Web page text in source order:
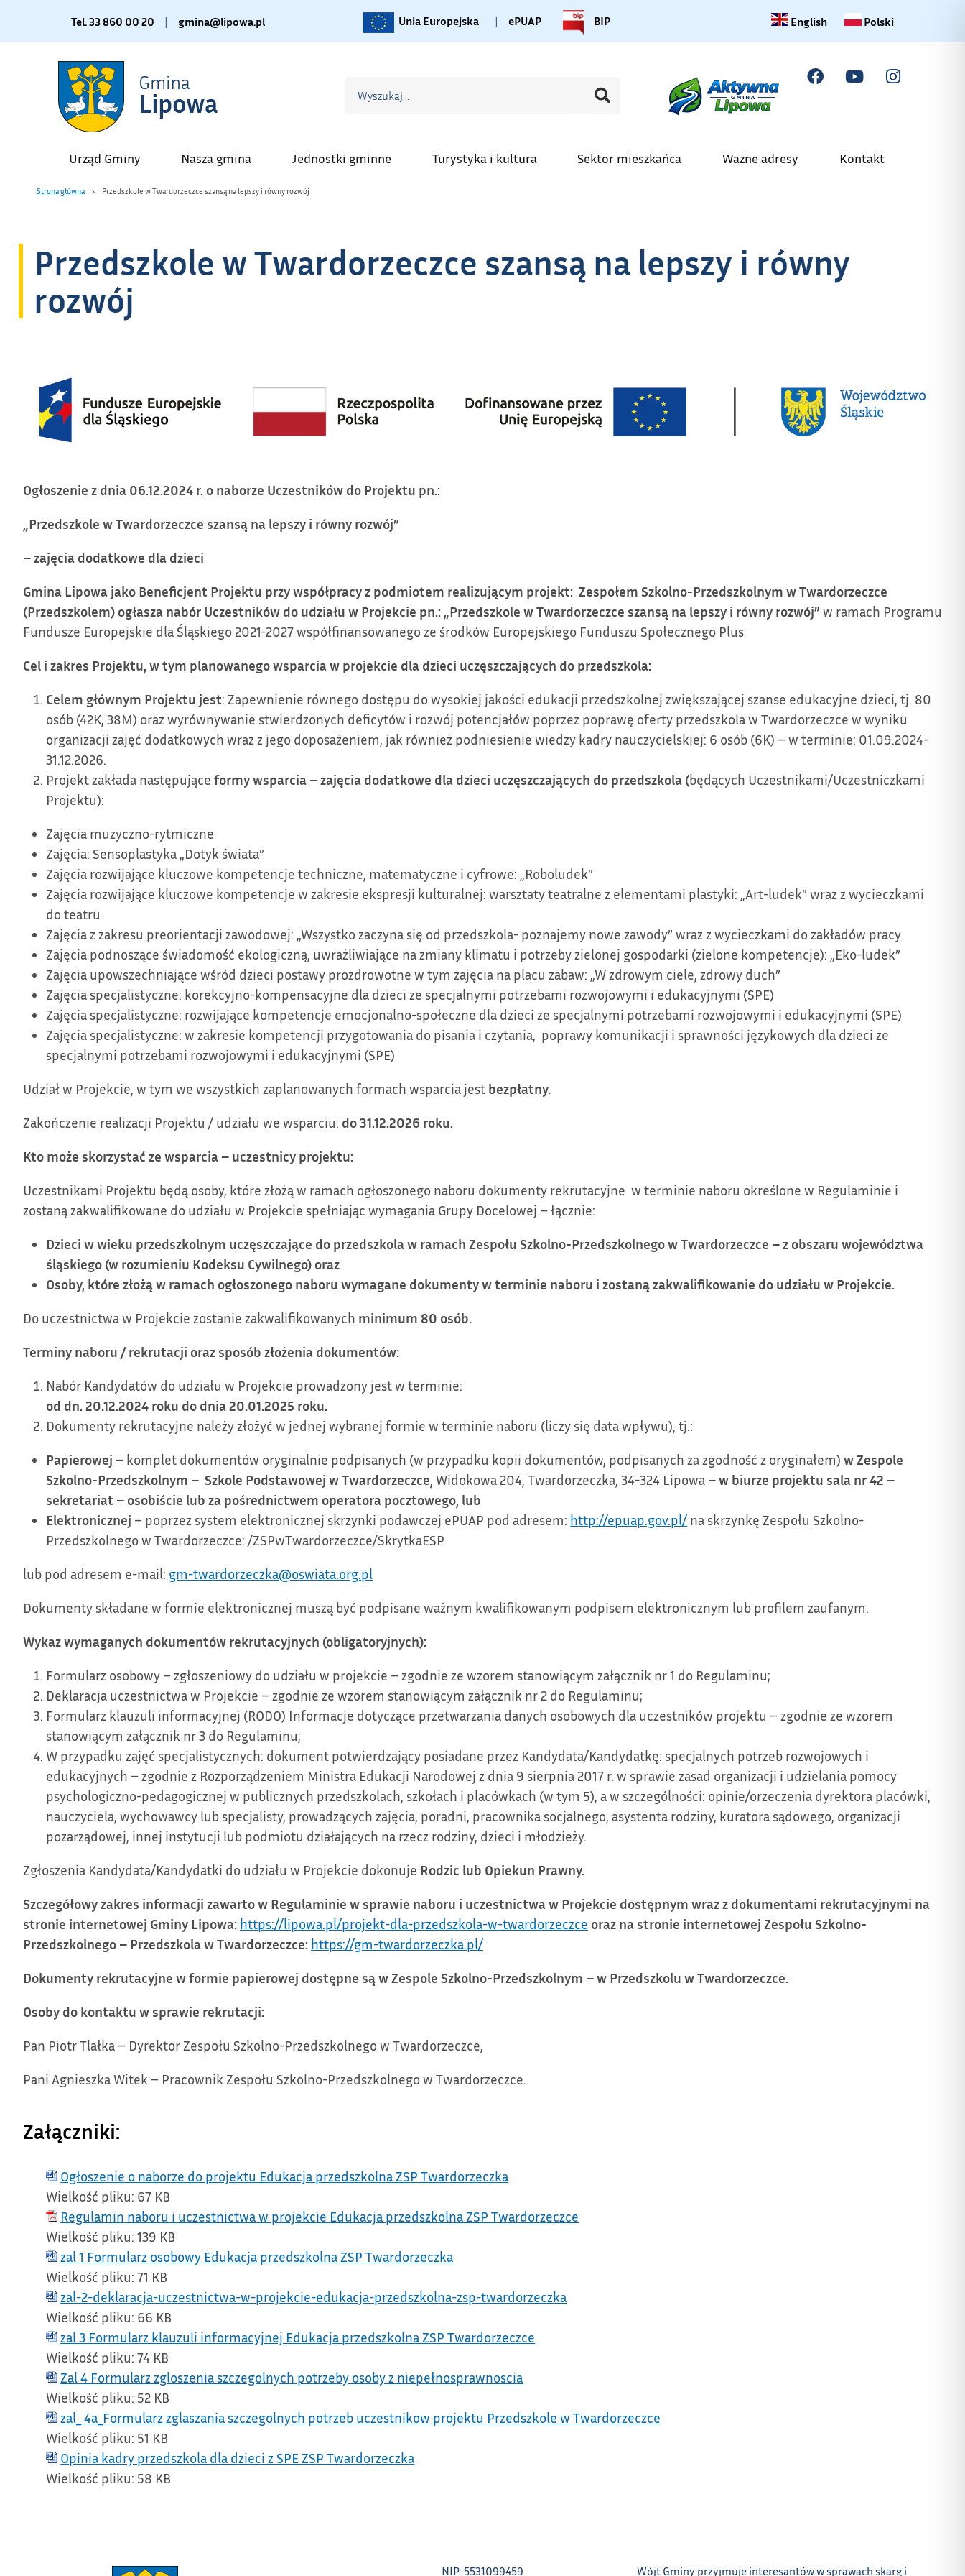
Tel. 33 860 00 20 | gmina@lipowa.pl Unia Europejska | ePUAP BIP Change language to English
English Zmiana języka na polski
Polski
Urząd Gminy Nasza gmina Jednostki gminne Turystyka i kultura Sektor mieszkańca Ważne adresy Kontakt
Strona główna Przedszkole w Twardorzeczce szansą na lepszy i równy rozwój
Przedszkole w Twardorzeczce szansą na lepszy i równy
rozwój
Ogłoszenie z dnia 06.12.2024 r. o naborze Uczestników do Projektu pn.:
„Przedszkole w Twardorzeczce szansą na lepszy i równy rozwój”
– zajęcia dodatkowe dla dzieci
Gmina Lipowa jako Beneficjent Projektu przy współpracy z podmiotem realizującym projekt: Zespołem Szkolno-Przedszkolnym w Twardorzeczce
(Przedszkolem) ogłasza nabór Uczestników do udziału w Projekcie pn.: „Przedszkole w Twardorzeczce szansą na lepszy i równy rozwój” w ramach Programu
Fundusze Europejskie dla Śląskiego 2021-2027 współfinansowanego ze środków Europejskiego Funduszu Społecznego Plus
Cel i zakres Projektu, w tym planowanego wsparcia w projekcie dla dzieci uczęszczających do przedszkola:
Celem głównym Projektu jest: Zapewnienie równego dostępu do wysokiej jakości edukacji przedszkolnej zwiększającej szanse edukacyjne dzieci, tj. 80
osób (42K, 38M) oraz wyrównywanie stwierdzonych deficytów i rozwój potencjałów poprzez poprawę oferty przedszkola w Twardorzeczce w wyniku
organizacji zajęć dodatkowych wraz z jego doposażeniem, jak również podniesienie wiedzy kadry nauczycielskiej: 6 osób (6K) – w terminie: 01.09.2024-
31.12.2026.
Projekt zakłada następująceformy wsparcia – zajęcia dodatkowe dla dzieci uczęszczających do przedszkola (będących Uczestnikami/Uczestniczkami
Projektu):
Zajęcia muzyczno-rytmiczne
Zajęcia: Sensoplastyka „Dotyk świata”
Zajęcia rozwijające kluczowe kompetencje techniczne, matematyczne i cyfrowe: „Roboludek”
Zajęcia rozwijające kluczowe kompetencje w zakresie ekspresji kulturalnej: warsztaty teatralne z elementami plastyki: „Art-ludek” wraz z wycieczkami
do teatru
Zajęcia z zakresu preorientacji zawodowej: „Wszystko zaczyna się od przedszkola- poznajemy nowe zawody” wraz z wycieczkami do zakładów pracy
Zajęcia podnoszące świadomość ekologiczną, uwrażliwiające na zmiany klimatu i potrzeby zielonej gospodarki (zielone kompetencje): „Eko-ludek”
Zajęcia upowszechniające wśród dzieci postawy prozdrowotne w tym zajęcia na placu zabaw: „W zdrowym ciele, zdrowy duch”
Zajęcia specjalistyczne: korekcyjno-kompensacyjne dla dzieci ze specjalnymi potrzebami rozwojowymi i edukacyjnymi (SPE)
Zajęcia specjalistyczne: rozwijające kompetencje emocjonalno-społeczne dla dzieci ze specjalnymi potrzebami rozwojowymi i edukacyjnymi (SPE)
Zajęcia specjalistyczne: w zakresie kompetencji przygotowania do pisania i czytania, poprawy komunikacji i sprawności językowych dla dzieci ze
specjalnymi potrzebami rozwojowymi i edukacyjnymi (SPE)
Udział w Projekcie, w tym we wszystkich zaplanowanych formach wsparcia jest bezpłatny.
Zakończenie realizacji Projektu / udziału we wsparciu: do 31.12.2026 roku.
Kto może skorzystać ze wsparcia – uczestnicy projektu:
Uczestnikami Projektu będą osoby, które złożą w ramach ogłoszonego naboru dokumenty rekrutacyjne w terminie naboru określone w Regulaminie i
zostaną zakwalifikowane do udziału w Projekcie spełniając wymagania Grupy Docelowej – łącznie:
Dzieci w wieku przedszkolnym uczęszczające do przedszkola w ramach Zespołu Szkolno-Przedszkolnego w Twardorzeczce – z obszaru województwa
śląskiego (w rozumieniu Kodeksu Cywilnego) oraz
Osoby, które złożą w ramach ogłoszonego naboru wymagane dokumentyw terminie naboru i zostaną zakwalifikowanie do udziału w Projekcie.
Do uczestnictwa w Projekcie zostanie zakwalifikowanych minimum 80 osób.
Terminy naboru / rekrutacji oraz sposób złożenia dokumentów:
Nabór Kandydatów do udziału w Projekcie prowadzony jest w terminie:
od dn. 20.12.2024 roku do dnia 20.01.2025 roku.
Dokumenty rekrutacyjne należy złożyć w jednej wybranej formie w terminie naboru (liczy się data wpływu), tj.:
Papierowej – komplet dokumentów oryginalnie podpisanych (w przypadku kopii dokumentów, podpisanych za zgodność z oryginałem)w Zespole
Szkolno-Przedszkolnym – Szkole Podstawowej w Twardorzeczce, Widokowa 204, Twardorzeczka, 34-324 Lipowa – w biurze projektu sala nr 42 –
sekretariat – osobiście lub za pośrednictwem operatora pocztowego, lub
Elektronicznej – poprzez system elektronicznej skrzynki podawczej ePUAP pod adresem: http://epuap.gov.pl/ na skrzynkę Zespołu Szkolno-
Przedszkolnego w Twardorzeczce: /ZSPwTwardorzeczce/SkrytkaESP
lub pod adresem e-mail: gm-twardorzeczka@oswiata.org.pl
Dokumenty składane w formie elektronicznej muszą być podpisane ważnym kwalifikowanym podpisem elektronicznym lub profilem zaufanym.
Wykaz wymaganych dokumentów rekrutacyjnych (obligatoryjnych):
Formularz osobowy – zgłoszeniowy do udziału w projekcie – zgodnie ze wzorem stanowiącym załącznik nr 1 do Regulaminu;
Deklaracja uczestnictwa w Projekcie – zgodnie ze wzorem stanowiącym załącznik nr 2 do Regulaminu;
Formularz klauzuli informacyjnej (RODO) Informacje dotyczące przetwarzania danych osobowych dla uczestników projektu – zgodnie ze wzorem
stanowiącym załącznik nr 3 do Regulaminu;
W przypadku zajęć specjalistycznych: dokument potwierdzający posiadane przez Kandydata/Kandydatkę: specjalnych potrzeb rozwojowych i
edukacyjnych – zgodnie z Rozporządzeniem Ministra Edukacji Narodowej z dnia 9 sierpnia 2017 r. w sprawie zasad organizacji i udzielania pomocy
psychologiczno-pedagogicznej w publicznych przedszkolach, szkołach i placówkach (w tym 5), a w szczególności: opinie/orzeczenia dyrektora placówki,
nauczyciela, wychowawcy lub specjalisty, prowadzących zajęcia, poradni, pracownika socjalnego, asystenta rodziny, kuratora sądowego, organizacji
pozarządowej, innej instytucji lub podmiotu działających na rzecz rodziny, dzieci i młodzieży.
Zgłoszenia Kandydata/Kandydatki do udziału w Projekcie dokonuje Rodzic lub Opiekun Prawny.
Szczegółowy zakres informacji zawarto w Regulaminie w sprawie naboru i uczestnictwa w Projekcie dostępnym wraz z dokumentami rekrutacyjnymi na
stronie internetowej Gminy Lipowa: https://lipowa.pl/projekt-dla-przedszkola-w-twardorzeczce oraz na stronie internetowej Zespołu Szkolno-
Przedszkolnego – Przedszkola w Twardorzeczce: https://gm-twardorzeczka.pl/
Dokumenty rekrutacyjne w formie papierowej dostępne są w Zespole Szkolno-Przedszkolnym – w Przedszkolu w Twardorzeczce.
Osoby do kontaktu w sprawie rekrutacji:
Pan Piotr Tlałka – Dyrektor Zespołu Szkolno-Przedszkolnego w Twardorzeczce,
Pani Agnieszka Witek – Pracownik Zespołu Szkolno-Przedszkolnego w Twardorzeczce.
Załączniki:
Ogłoszenie o naborze do projektu Edukacja przedszkolna ZSP Twardorzeczka
Wielkość pliku: 67 KB
Regulamin naboru i uczestnictwa w projekcie Edukacja przedszkolna ZSP Twardorzeczce
Wielkość pliku: 139 KB
zal 1 Formularz osobowy Edukacja przedszkolna ZSP Twardorzeczka
Wielkość pliku: 71 KB
zal-2-deklaracja-uczestnictwa-w-projekcie-edukacja-przedszkolna-zsp-twardorzeczka
Wielkość pliku: 66 KB
zal 3 Formularz klauzuli informacyjnej Edukacja przedszkolna ZSP Twardorzeczce
Wielkość pliku: 74 KB
Zal 4 Formularz zgloszenia szczegolnych potrzeby osoby z niepełnosprawnoscia
Wielkość pliku: 52 KB
zal_ 4a_Formularz zglaszania szczegolnych potrzeb uczestnikow projektu Przedszkole w Twardorzeczce
Wielkość pliku: 51 KB
Opinia kadry przedszkola dla dzieci z SPE ZSP Twardorzeczka
Wielkość pliku: 58 KB
NIP: 5531099459 Wójt Gminy przyjmuje interesantów w sprawach skarg i